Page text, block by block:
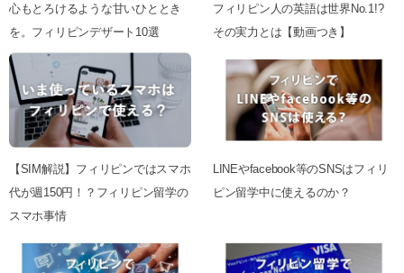
心もとろけるような甘いひととき
を。フィリピンデザート10選
フィリピン人の英語は世界No.1!?
その実力とは【動画つき】
【SIM解説】フィリピンではスマホ
代が週150円！？フィリピン留学の
スマホ事情
LINEやfacebook等のSNSはフィリ
ピン留学中に使えるのか？